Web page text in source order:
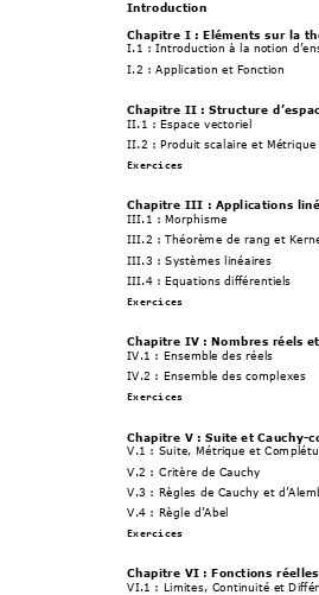
Introduction
Chapitre I : Eléments sur la th
I.1 : Introduction à la notion
I.2 : Application et Fonction
Chapitre II : Structure
II.1 : Espace vectoriel
II.2 : Produit scalaire et Métrique
Exercices
Chapitre III : Applications
III.1 : Morphisme
III.2 : Théorème de rang et
III.3 : Systèmes linéaires
III.4 : Equations différentiels
Exercices
Chapitre IV : Nombres réels
IV.1 : Ensemble des réels
IV.2 : Ensemble des complexes
Exercices
Chapitre V : Suite et Cauchy-
V.1 : Suite, Métrique et
V .2 : Critère de Cauchy
V.3 : Règles de Cauchy et
V.4 : Règle d’Abel
Exercices
Chapitre VI : Fonctions réelles
VI.1 : Limites, Continuité et